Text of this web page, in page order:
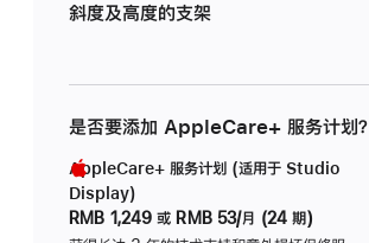
斜度及高度的支架
是否要添加 AppleCare+ 服务计划？
AppleCare+ 服务计划 (适用于 Studio
Display)
RMB 1,249 或 RMB 53/月 (24 期)